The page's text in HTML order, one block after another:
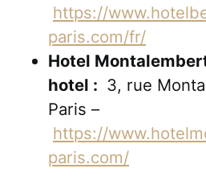
https://
paris.com/fr/
Hotel
hotel : 3, rue
Paris –
https://
paris.com/